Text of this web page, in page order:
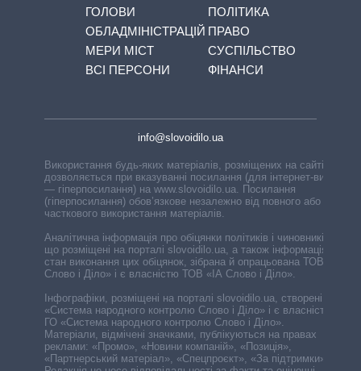
ГОЛОВИ
ОБЛАДМІНІСТРАЦІЙ
МЕРИ МІСТ
ВСІ ПЕРСОНИ
ПОЛІТИКА
ПРАВО
СУСПІЛЬСТВО
ФІНАНСИ
info@slovoidilo.ua
Використання будь-яких матеріалів, розміщених на сайті,
дозволяється при вказуванні посилання (для інтернет-видань
— гіперпосилання) на www.slovoidilo.ua. Посилання
(гіперпосилання) обов’язкове незалежно від повного або
часткового використання матеріалів.
Аналітична інформація про обіцянки політиків і чиновників,
що розміщені на порталі slovoidilo.ua, а також інформація про
стан виконання цих обіцянок, зібрана й опрацьована ТОВ «ІА
Слово і Діло» і є власністю ТОВ «ІА Слово і Діло».
Інфографіки, розміщені на порталі slovoidilo.ua, створені ГО
«Система народного контролю Слово і Діло» і є власністю
ГО «Система народного контролю Слово і Діло».
Матеріали, відмічені значками, публікуються на правах
реклами: «Промо», «Новини компаній», «Позиція»,
«Партнерський матеріал», «Спецпроєкт», «За підтримки».